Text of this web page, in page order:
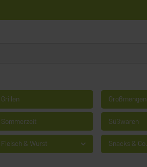
Grillen Großmengen
Sommerzeit Süßwaren
Fleisch & Wurst Snacks & Co.